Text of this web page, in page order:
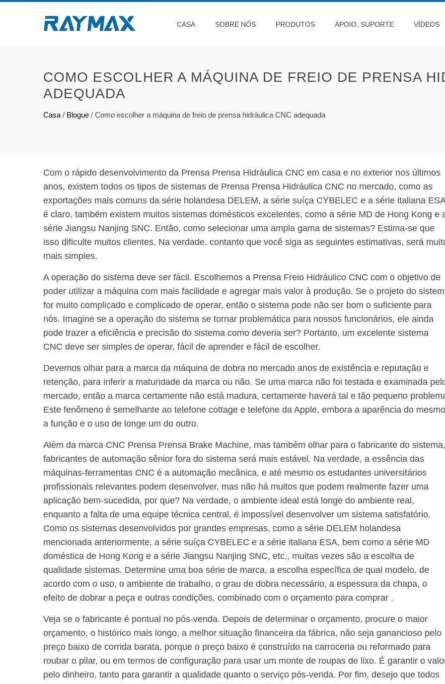
CASA SOBRE NÓS PRODUTOS APOIO, SUPORTE VÍDEOS
COMO ESCOLHER A MÁQUINA DE FREIO DE PRENSA
ADEQUADA
Casa / Blogue / Como escolher a máquina de freio de prensa hidráulica CNC adequada
Com o rápido desenvolvimento da Prensa Prensa Hidráulica CNC em casa e no exterior nos últimos
anos, existem todos os tipos de sistemas de Prensa Prensa Hidráulica CNC no mercado, como as
exportações mais comuns da série holandesa DELEM, a série suíça CYBELEC e a série italiana
é claro, também existem muitos sistemas domésticos excelentes, como a série MD de Hong Kong e
série Jiangsu Nanjing SNC. Então, como selecionar uma ampla gama de sistemas? Estima-se que
isso dificulte muitos clientes. Na verdade, contanto que você siga as seguintes estimativas, será
mais simples.
A operação do sistema deve ser fácil. Escolhemos a Prensa Freio Hidráulico CNC com o objetivo de
poder utilizar a máquina com mais facilidade e agregar mais valor à produção. Se o projeto do
for muito complicado e complicado de operar, então o sistema pode não ser bom o suficiente para
nós. Imagine se a operação do sistema se tornar problemática para nossos funcionários, ele ainda
pode trazer a eficiência e precisão do sistema como deveria ser? Portanto, um excelente sistema
CNC deve ser simples de operar, fácil de aprender e fácil de escolher.
Devemos olhar para a marca da máquina de dobra no mercado anos de existência e reputação e
retenção, para inferir a maturidade da marca ou não. Se uma marca não foi testada e examinada
mercado, então a marca certamente não está madura, certamente haverá tal e tão pequeno
Este fenômeno é semelhante ao telefone cottage e telefone da Apple, embora a aparência do
a função e o uso de longe um do outro.
Além da marca CNC Prensa Prensa Brake Machine, mas também olhar para o fabricante do sistema,
fabricantes de automação sênior fora do sistema será mais estável. Na verdade, a essência das
máquinas-ferramentas CNC é a automação mecânica, e até mesmo os estudantes universitários
profissionais relevantes podem desenvolver, mas não há muitos que podem realmente fazer uma
aplicação bem-sucedida, por que? Na verdade, o ambiente ideal está longe do ambiente real,
enquanto a falta de uma equipe técnica central, é impossível desenvolver um sistema satisfatório.
Como os sistemas desenvolvidos por grandes empresas, como a série DELEM holandesa
mencionada anteriormente, a série suíça CYBELEC e a série italiana ESA, bem como a série MD
doméstica de Hong Kong e a série Jiangsu Nanjing SNC, etc., muitas vezes são a escolha de
qualidade sistemas. Determine uma boa série de marca, a escolha específica de qual modelo, de
acordo com o uso, o ambiente de trabalho, o grau de dobra necessário, a espessura da chapa, o
efeito de dobrar a peça e outras condições, combinado com o orçamento para comprar .
Veja se o fabricante é pontual no pós-venda. Depois de determinar o orçamento, procure o maior
orçamento, o histórico mais longo, a melhor situação financeira da fábrica, não seja ganancioso pelo
preço baixo de corrida barata, porque o preço baixo é construído na carroceria ou reformado para
roubar o pilar, ou em termos de configuração para usar um monte de roupas de lixo. É garantir o
pelo dinheiro, tanto para garantir a qualidade quanto o serviço pós-venda. Por fim, desejo que todos